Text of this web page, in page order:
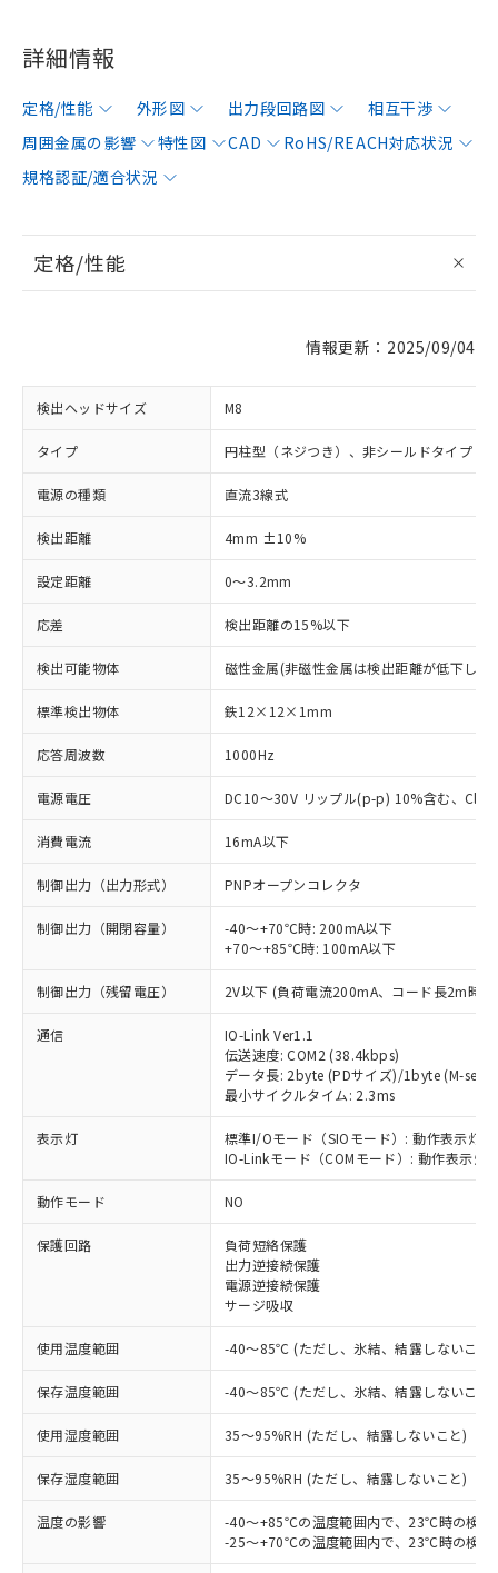
詳細情報
定格/性能 外形図 出力段回路図
相互干渉
周囲金属の影響
特性図 CAD
RoHS/REACH対応状況
規格認証/適合状況
定格/性能
情報更新：2025/09/04
検出ヘッドサイズ M8
タイプ 円柱型（ネジつき）、非シールドタイプ
電源の種類 直流3線式
検出距離 4mm ±10%
設定距離 0～3.2mm
応差 検出距離の15%以下
検出可能物体 磁性金属(非磁性金属は検出距離が低下しま
標準検出物体 鉄12×12×1mm
応答周波数 1000Hz
電源電圧 DC10～30V リップル(p-p) 10%含む、
消費電流 16mA以下
制御出力（出力形式） PNPオープンコレクタ
制御出力（開閉容量）
-40～+70℃時: 200mA以下
+70～+85℃時: 100mA以下
制御出力（残留電圧） 2V以下 (負荷電流200mA、コード長2m時)
通信
IO-Link Ver1.1
伝送速度: COM2 (38.4kbps)
データ長: 2byte (PDサイズ)/1byte (M-
最小サイクルタイム: 2.3ms
表示灯
標準I/Oモード（SIOモード）: 動作表示灯(
IO-Linkモード（COMモード）: 動作表示
動作モード NO
保護回路
負荷短絡保護
出力逆接続保護
電源逆接続保護
サージ吸収
使用温度範囲 -40～85℃ (ただし、氷結、結露しないこと)
保存温度範囲 -40～85℃ (ただし、氷結、結露しないこと)
使用湿度範囲 35～95%RH (ただし、結露しないこと)
保存湿度範囲 35～95%RH (ただし、結露しないこと)
温度の影響
-40～+85℃の温度範囲内で、23℃時の検
-25～+70℃の温度範囲内で、23℃時の検
ご利用条件
以下の条件をお読みいただき、同意のうえ
ご利用ください。
本サービスは、当社制御機器事業取扱
商品の当社在庫状況および標準価格
(税抜)を提供させていただくもので
当社制御機器事業取扱商品の中には、
本サービスの対象外となる商品もある
対応済み：EU RoHS指令（10物質）の
非含有に対応した製品が提供可能な商品で
対応予定：EU RoHS指令（10物質）の非含
有に対応した製品に切り替える予定のある
商品です。
対応予定なし：EU RoHS指令（10物質）の
非含有に非対応の商品で、対応品を出す予
定はありません。
調査・確認中：EU RoHS指令（10物質）の
非含有の対応状況を調査中または確認中の
商品です。
非該当品：ライセンス料など無形物で、有
害物質有無と関係のない商品です。
仕入先様の事情により、非含有部品として
※1 中国RoHS○×表
「○」：最大均質材料含有率が中国RoHSの
基準値以下であることを示します。
「×」：最大均質材料含有率が中国RoHSの